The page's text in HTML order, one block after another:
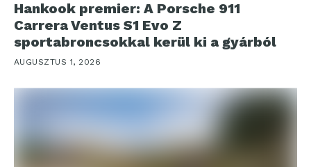
Hankook premier: A Porsche 911
Carrera Ventus S1 Evo Z
sportabroncsokkal kerül ki a gyárból
AUGUSZTUS 1, 2026